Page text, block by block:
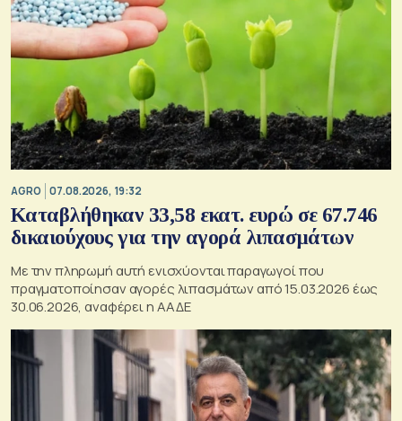
AGRO 07.08.2026, 19:32
Καταβλήθηκαν 33,58 εκατ. ευρώ σε 67.746
δικαιούχους για την αγορά λιπασμάτων
Με την πληρωμή αυτή ενισχύονται παραγωγοί που
πραγματοποίησαν αγορές λιπασμάτων από 15.03.2026 έως
30.06.2026, αναφέρει η ΑΑΔΕ